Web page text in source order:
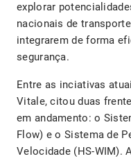
explorar
nacionais de
integrarem de forma
segurança.
Entre as inciativas
Vitale, citou duas
em andamento: o
Flow) e o Sistema de
Velocidade (HS-WIM).